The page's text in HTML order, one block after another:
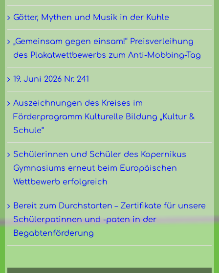
Götter, Mythen und Musik in der Kuhle
„Gemeinsam gegen einsam!“ Preisverleihung
des Plakatwettbewerbs zum Anti-Mobbing-Tag
19. Juni 2026 Nr. 241
Auszeichnungen des Kreises im
Förderprogramm Kulturelle Bildung „Kultur &
Schule“
Schülerinnen und Schüler des Kopernikus
Gymnasiums erneut beim Europäischen
Wettbewerb erfolgreich
Bereit zum Durchstarten – Zertifikate für unsere
Schülerpatinnen und -paten in der
Begabtenförderung